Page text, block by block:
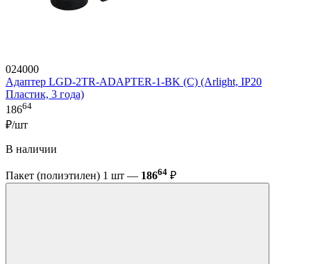
024000
Адаптер LGD-2TR-ADAPTER-1-BK (C) (Arlight, IP20
Пластик, 3 года)
18664
₽/шт
В наличии
Пакет (полиэтилен) 1 шт — 18664 ₽